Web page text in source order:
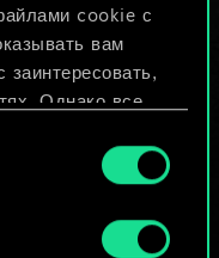
cookie с
вам
заинтересовать,
Однако все
о том, как мы
и изменить